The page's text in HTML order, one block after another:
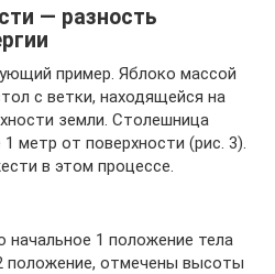
— разность
пример. Яблоко массой
с ветки, находящейся на
земли. Столешница
метр от поверхности (рис. 3).
в этом процессе.
начальное 1 положение тела
положение, отмечены высоты